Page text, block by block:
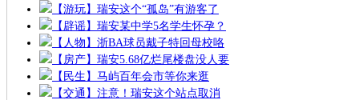
【游玩】瑞安这个“孤岛”有游客了
【辟谣】瑞安某中学5名学生怀孕？
【人物】浙BA球员戴子特回母校咯
【房产】瑞安5.68亿烂尾楼盘没人要
【民生】马屿百年会市等你来逛
【交通】注意！瑞安这个站点取消